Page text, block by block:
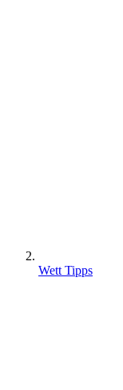
Wett Tipps